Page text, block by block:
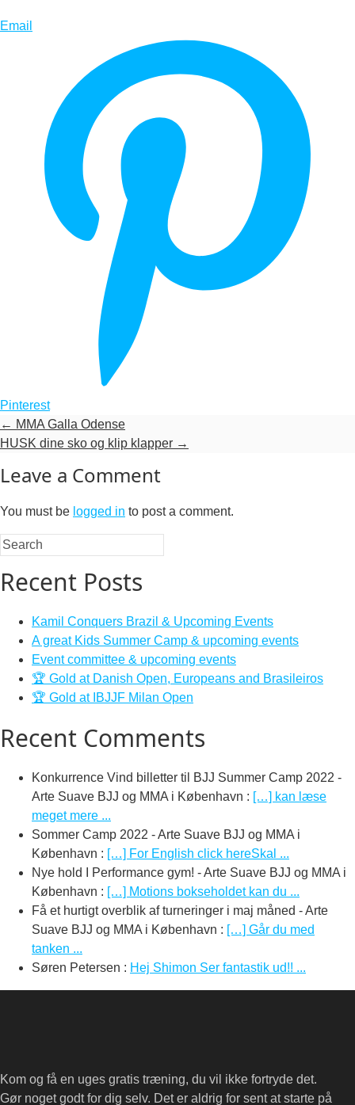
Email
Pinterest
← MMA Galla Odense
HUSK dine sko og klip klapper →
Leave a Comment
You must be logged in to post a comment.
Recent Posts
Kamil Conquers Brazil & Upcoming Events
A great Kids Summer Camp & upcoming events
Event committee & upcoming events
🏆 Gold at Danish Open, Europeans and Brasileiros
🏆 Gold at IBJJF Milan Open
Recent Comments
Konkurrence Vind billetter til BJJ Summer Camp 2022 -
Arte Suave BJJ og MMA i København : […] kan læse
meget mere ...
Sommer Camp 2022 - Arte Suave BJJ og MMA i
København : […] For English click hereSkal ...
Nye hold I Performance gym! - Arte Suave BJJ og MMA i
København : […] Motions bokseholdet kan du ...
Få et hurtigt overblik af turneringer i maj måned - Arte
Suave BJJ og MMA i København : […] Går du med
tanken ...
Søren Petersen : Hej Shimon Ser fantastik ud!! ...
Kom og få en uges gratis træning, du vil ikke fortryde det.
Gør noget godt for dig selv. Det er aldrig for sent at starte på